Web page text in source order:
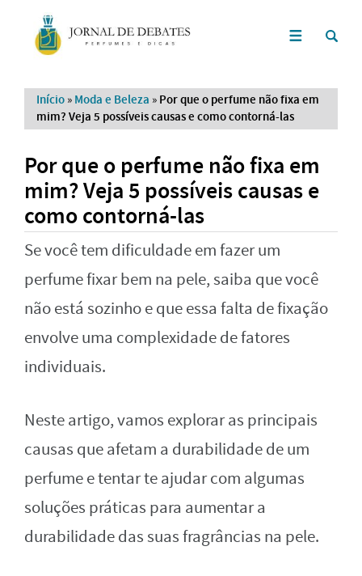
Início » Moda e Beleza » Por que o perfume não fixa em
mim? Veja 5 possíveis causas e como contorná-las
Por que o perfume não fixa em
mim? Veja 5 possíveis causas e
como contorná-las
Se você tem dificuldade em fazer um
perfume fixar bem na pele, saiba que você
não está sozinho e que essa falta de fixação
envolve uma complexidade de fatores
individuais.
Neste artigo, vamos explorar as principais
causas que afetam a durabilidade de um
perfume e tentar te ajudar com algumas
soluções práticas para aumentar a
durabilidade das suas fragrâncias na pele.